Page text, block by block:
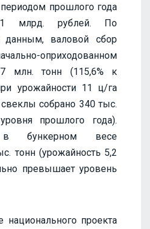
прошлого года
млрд. рублей. По
данным, валовой сбор
оприходованном
млн. тонн (115,6% к
урожайности 11 ц/га
свеклы собрано 340 тыс.
прошлого года).
в бункерном весе
тонн (урожайность 5,2
превышает уровень
национального проекта